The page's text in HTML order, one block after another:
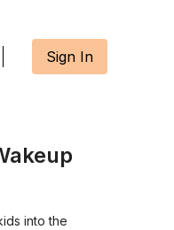
Sign In
into the